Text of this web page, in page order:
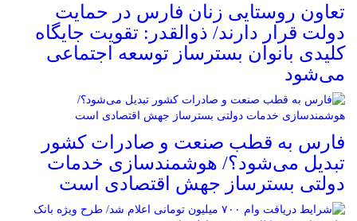
تعاون روستایی زنان فارس در حمایت
دولت قرار دارند/ ذوالقدر: تقویت جایگاه
کلیدی بانوان بسترساز توسعه اجتماعی
می‌شود
فارس به قطب صنعت و صادرات کشور
تبدیل می‌شود؟/ هوشمندسازی خدمات
دولتی بسترساز جهش اقتصادی است